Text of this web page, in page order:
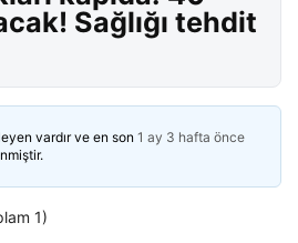
Sağlığı tehdit
vardır ve en son 1 ay 3 hafta önce
1)